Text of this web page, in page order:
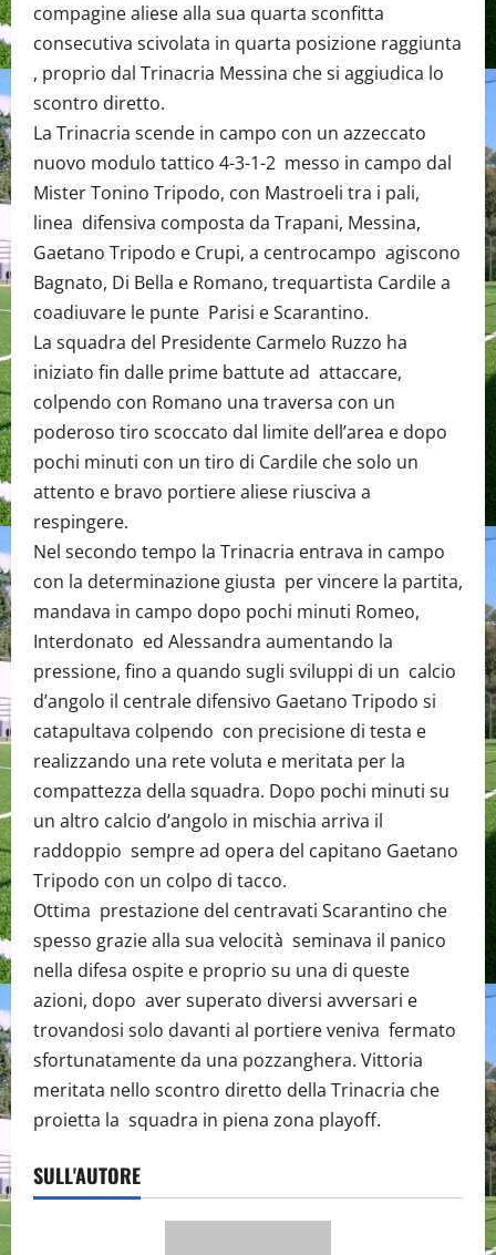
compagine aliese alla sua quarta sconfitta
consecutiva scivolata in quarta posizione raggiunta
, proprio dal Trinacria Messina che si aggiudica lo
scontro diretto.
La Trinacria scende in campo con un azzeccato
nuovo modulo tattico 4-3-1-2 messo in campo dal
Mister Tonino Tripodo, con Mastroeli tra i pali,
linea difensiva composta da Trapani, Messina,
Gaetano Tripodo e Crupi, a centrocampo agiscono
Bagnato, Di Bella e Romano, trequartista Cardile a
coadiuvare le punte Parisi e Scarantino.
La squadra del Presidente Carmelo Ruzzo ha
iniziato fin dalle prime battute ad attaccare,
colpendo con Romano una traversa con un
poderoso tiro scoccato dal limite dell’area e dopo
pochi minuti con un tiro di Cardile che solo un
attento e bravo portiere aliese riusciva a
respingere.
Nel secondo tempo la Trinacria entrava in campo
con la determinazione giusta per vincere la partita,
mandava in campo dopo pochi minuti Romeo,
Interdonato ed Alessandra aumentando la
pressione, fino a quando sugli sviluppi di un calcio
d’angolo il centrale difensivo Gaetano Tripodo si
catapultava colpendo con precisione di testa e
realizzando una rete voluta e meritata per la
compattezza della squadra. Dopo pochi minuti su
un altro calcio d’angolo in mischia arriva il
raddoppio sempre ad opera del capitano Gaetano
Tripodo con un colpo di tacco.
Ottima prestazione del centravati Scarantino che
spesso grazie alla sua velocità seminava il panico
nella difesa ospite e proprio su una di queste
azioni, dopo aver superato diversi avversari e
trovandosi solo davanti al portiere veniva fermato
sfortunatamente da una pozzanghera. Vittoria
meritata nello scontro diretto della Trinacria che
proietta la squadra in piena zona playoff.
SULL'AUTORE